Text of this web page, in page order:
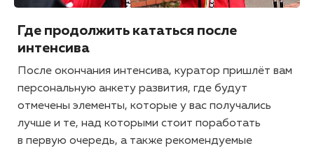
Где продолжить кататься после
интенсива
После окончания интенсива, куратор пришлёт вам
персональную анкету развития, где будут
отмечены элементы, которые у вас получались
лучше и те, над которыми стоит поработать
в первую очередь, а также рекомендуемые